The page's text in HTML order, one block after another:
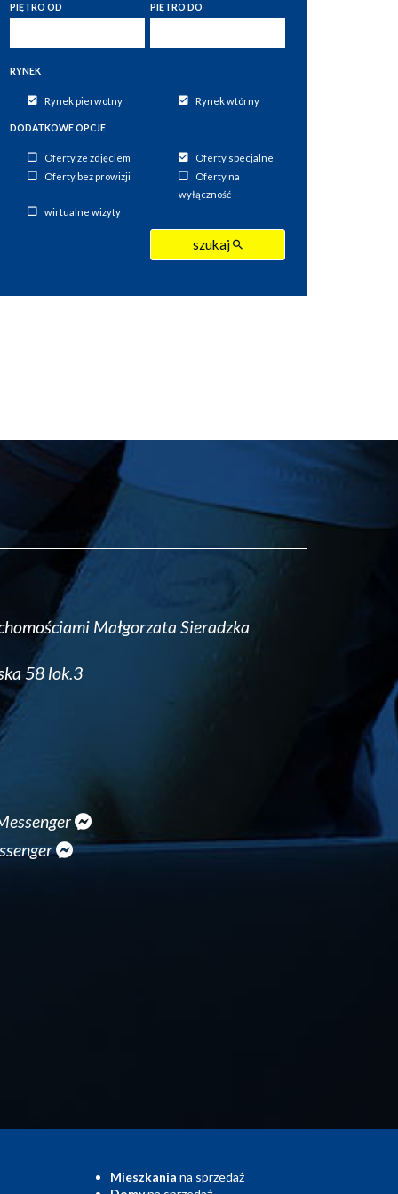
PIĘTRO OD PIĘTRO DO
RYNEK
Rynek pierwotny Rynek wtórny
DODATKOWE OPCJE
Oferty ze zdjęciem
Oferty specjalne
Oferty bez prowizji
Oferty na
wyłączność
wirtualne wizyty
szukaj
Małgorzata Sieradzka
58 lok.3
Mieszkania na sprzedaż